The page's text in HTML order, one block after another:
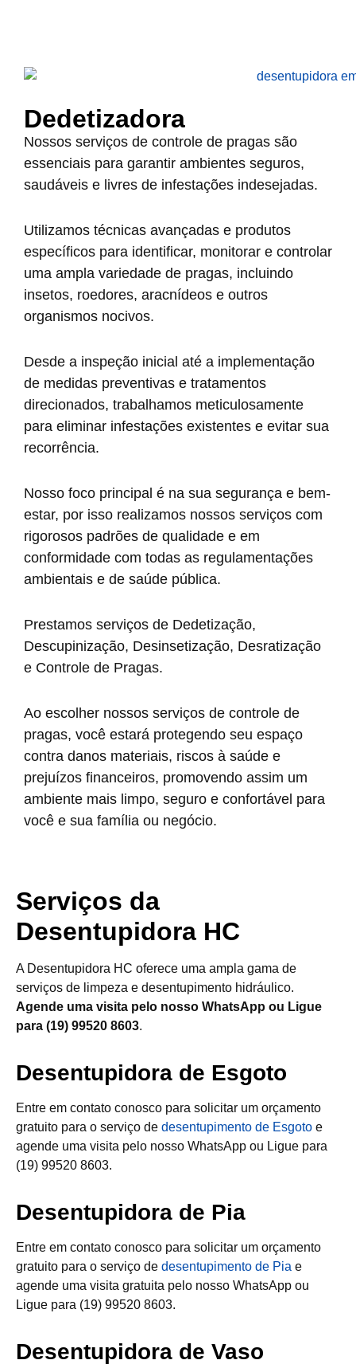
Dedetizadora
Nossos serviços de controle de pragas são
essenciais para garantir ambientes seguros,
saudáveis e livres de infestações indesejadas.
Utilizamos técnicas avançadas e produtos
específicos para identificar, monitorar e controlar
uma ampla variedade de pragas, incluindo
insetos, roedores, aracnídeos e outros
organismos nocivos.
Desde a inspeção inicial até a implementação
de medidas preventivas e tratamentos
direcionados, trabalhamos meticulosamente
para eliminar infestações existentes e evitar sua
recorrência.
Nosso foco principal é na sua segurança e bem-
estar, por isso realizamos nossos serviços com
rigorosos padrões de qualidade e em
conformidade com todas as regulamentações
ambientais e de saúde pública.
Prestamos serviços de Dedetização,
Descupinização, Desinsetização, Desratização
e Controle de Pragas.
Ao escolher nossos serviços de controle de
pragas, você estará protegendo seu espaço
contra danos materiais, riscos à saúde e
prejuízos financeiros, promovendo assim um
ambiente mais limpo, seguro e confortável para
você e sua família ou negócio.
Serviços da
Desentupidora HC
A Desentupidora HC oferece uma ampla gama de
serviços de limpeza e desentupimento hidráulico.
Agende uma visita pelo nosso WhatsApp ou Ligue
para (19) 99520 8603.
Desentupidora de Esgoto
Entre em contato conosco para solicitar um orçamento
gratuito para o serviço de desentupimento de Esgoto e
agende uma visita pelo nosso WhatsApp ou Ligue para
(19) 99520 8603.
Desentupidora de Pia
Entre em contato conosco para solicitar um orçamento
gratuito para o serviço de desentupimento de Pia e
agende uma visita gratuita pelo nosso WhatsApp ou
Ligue para (19) 99520 8603.
Desentupidora de Vaso